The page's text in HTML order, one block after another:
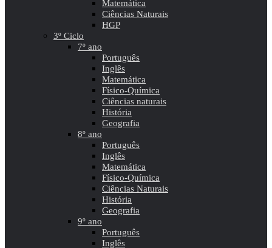
Matemática
Ciências Naturais
HGP
3º Ciclo
7º ano
Português
Inglês
Matemática
Físico-Química
Ciências naturais
História
Geografia
8º ano
Português
Inglês
Matemática
Físico-Química
Ciências Naturais
História
Geografia
9º ano
Português
Inglês